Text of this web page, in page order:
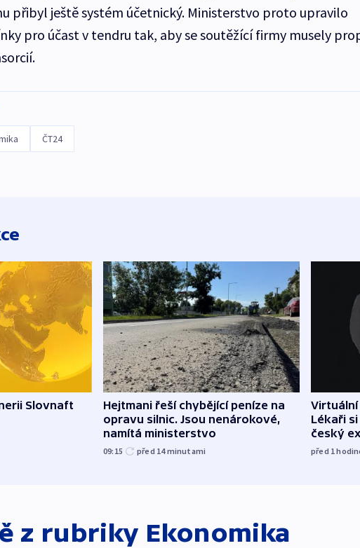
přibyl ještě systém účetnický. Ministerstvo proto upravilo
pro účast v tendru tak, aby se soutěžící firmy musely
ČT24
Slovnaft
Hejtmani řeší chybějící peníze na
opravu silnic. Jsou nenárokové,
namítá ministerstvo
09:15 před 14minutami
Virtuální
Lékaři
český
před 1
z rubriky Ekonomika